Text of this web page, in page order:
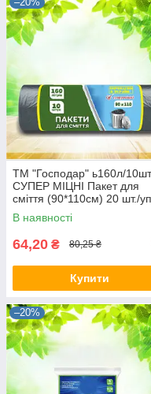
ТМ "Господар" ь160л/10шт
СУПЕР МІЦНІ Пакет для
сміття (90*110см) 20 шт./уп
УБ17
В наявності
64,20 ₴ 80,25 ₴
Купити
–20%